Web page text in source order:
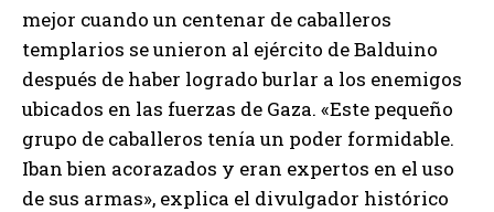
mejor cuando un centenar de caballeros
templarios se unieron al ejército de Balduino
después de haber logrado burlar a los enemigos
ubicados en las fuerzas de Gaza. «Este pequeño
grupo de caballeros tenía un poder formidable.
Iban bien acorazados y eran expertos en el uso
de sus armas», explica el divulgador histórico